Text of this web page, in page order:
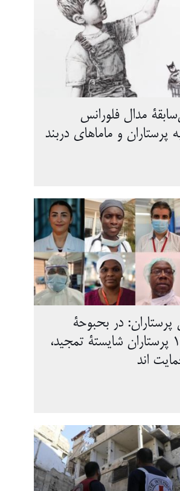
مدال فلورانس
پرستاران و ماماهای دربند
پرستاران: در بحبوحۀ
کووید- ۱۹ پرستاران شایستۀ تمجید،
اند